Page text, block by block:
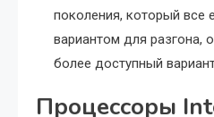
поколения, который все
вариантом для разгона,
более доступный
Процессоры